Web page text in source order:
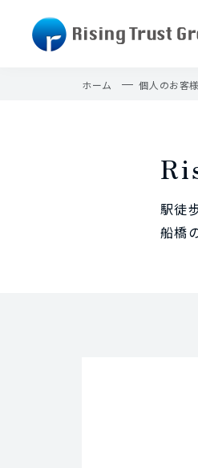
ホーム 個人のお客様
駅徒
船橋